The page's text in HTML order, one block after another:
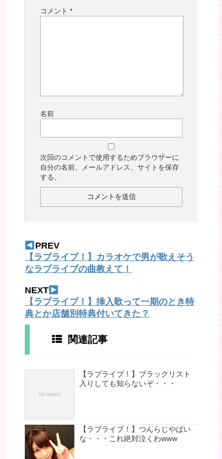
コメント *
名前
次回のコメントで使用するためブラウザーに
自分の名前、メールアドレス、サイトを保存
する。
PREV
【ラブライブ！】カラオケで男が歌えそう
なラブライブの曲教えて！
NEXT
【ラブライブ！】挿入歌って一期のとき特
典とか店舗別特典付いてきた？
関連記事
【ラブライブ！】ブラックリスト
入りしても知らないぞ・・・
【ラブライブ！】つんらじやばい
な・・・これ絶対泣くわwww